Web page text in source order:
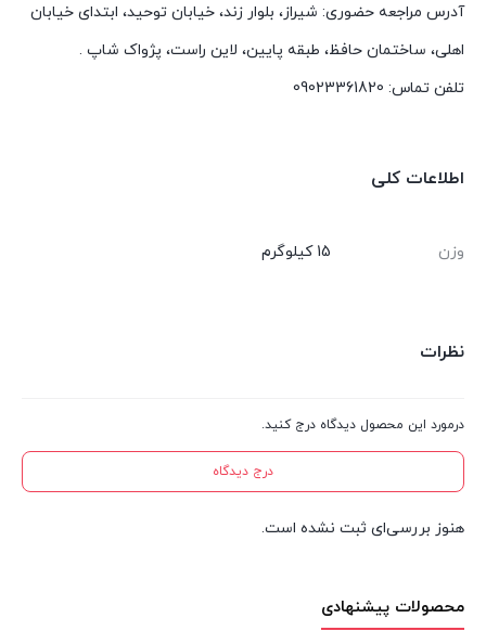
آدرس مراجعه حضوری: شیراز، بلوار زند، خیابان توحید، ابتدای خیابان
اهلی، ساختمان حافظ، طبقه پایین، لاین راست، پژواک شاپ .
تلفن تماس: 09023361820
اطلاعات کلی
وزن 15 کیلوگرم
نظرات
درمورد این محصول دیدگاه درج کنید.
درج دیدگاه
هنوز بررسی‌ای ثبت نشده است.
محصولات پیشنهادی